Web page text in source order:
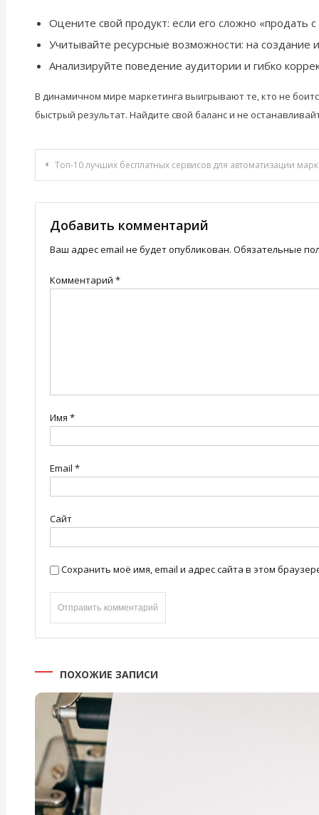
Оцените свой продукт: если его сложно «продать
Учитывайте ресурсные возможности: на создание
Анализируйте поведение аудитории и гибко
В динамичном мире маркетинга выигрывают те, кто не
быстрый результат. Найдите свой баланс и не
Навигация
по
записям
Топ-10 лучших бесплатных сервисов для автоматизации
Добавить комментарий
Ваш адрес email не будет опубликован. Обязательные
Комментарий *
Имя *
Email *
Сайт
Сохранить моё имя, email и адрес сайта в этом
ПОХОЖИЕ ЗАПИСИ